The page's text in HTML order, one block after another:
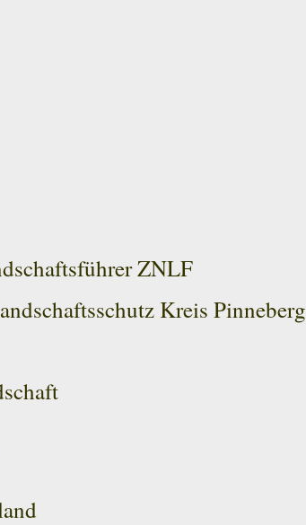
ZNLF
Kreis Pinneberg